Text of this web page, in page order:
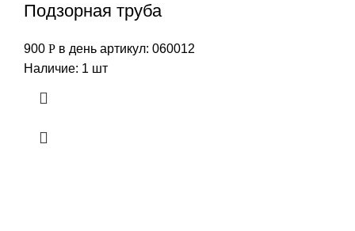
Подзорная труба
900 Р в день артикул: 060012
Наличие: 1 шт